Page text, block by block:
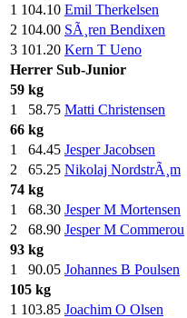
1 104.10 Emil Therkelsen
2 104.00 SÃ¸ren Bendixen
3 101.20 Kern T Ueno
Herrer Sub-Junior
59 kg
1
58.75 Matti Christensen
66 kg
1
64.45 Jesper Jacobsen
2
65.25 Nikolaj NordstrÃ¸m
74 kg
1
68.30 Jesper M Mortensen
2
68.90 Jesper M Commerou
93 kg
1
90.05 Johannes B Poulsen
105 kg
1 103.85 Joachim O Olsen